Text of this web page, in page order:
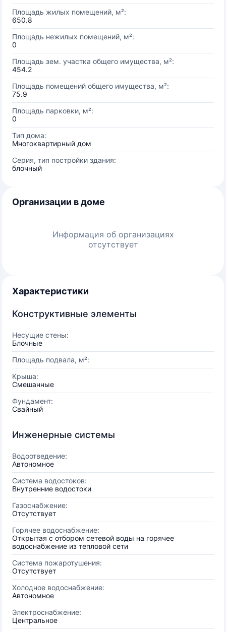
Площадь жилых помещений, м²:
650.8
Площадь нежилых помещений, м²:
0
Площадь зем. участка общего имущества, м²:
454.2
Площадь помещений общего имущества, м²:
75.9
Площадь парковки, м²:
0
Тип дома:
Многоквартирный дом
Серия, тип постройки здания:
блочный
Организации в доме
Информация об организациях
отсутствует
Характеристики
Конструктивные элементы
Несущие стены:
Блочные
Площадь подвала, м²:
Крыша:
Смешанные
Фундамент:
Свайный
Инженерные системы
Водоотведение:
Автономное
Система водостоков:
Внутренние водостоки
Газоснабжение:
Отсутствует
Горячее водоснабжение:
Открытая с отбором сетевой воды на горячее
водоснабжение из тепловой сети
Система пожаротушения:
Отсутствует
Холодное водоснабжение:
Автономное
Электроснабжение:
Центральное